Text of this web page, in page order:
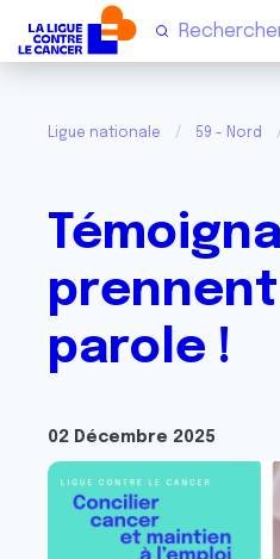
Ligue nationale 59 - Nord
parole !
02 Décembre 2025